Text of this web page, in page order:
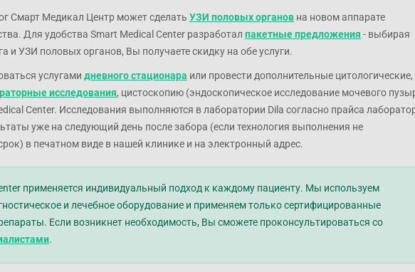
Cмарт Медикал Центр может сделать УЗИ половых органов на новом аппарате
Для удобства Smart Medical Center разработал пакетные предложения - выбирая
и УЗИ половых органов, Вы получаете скидку на обе услуги.
услугами дневного стационара или провести дополнительные цитологические,
исследования, цистоскопию (эндоскопическое исследование мочевого
Center. Исследования выполняются в лаборатории Dila согласно прайса
уже на следующий день после забора (если технология выполнения не
в печатном виде в нашей клинике и на электронный адрес.
применяется индивидуальный подход к каждому пациенту. Мы используем
и лечебное оборудование и применяем только сертифицированные
Если возникнет необходимость, Вы сможете проконсультироваться со
.